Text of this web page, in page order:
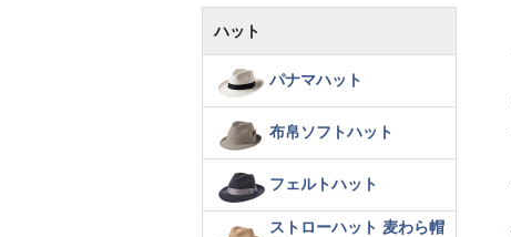
ハット
パナマハット
布帛ソフトハット
フェルトハット
ストローハット 麦わら帽